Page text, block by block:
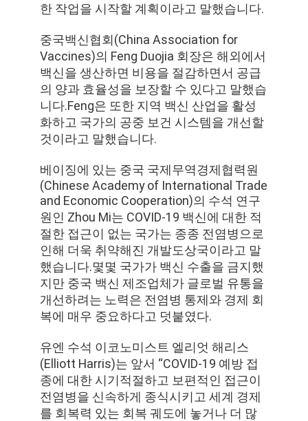
한 작업을 시작할 계획이라고 말했습니다.
중국백신협회(China Association for
Vaccines)의 Feng Duojia 회장은 해외에서
백신을 생산하면 비용을 절감하면서 공급
의 양과 효율성을 보장할 수 있다고 말했습
니다.Feng은 또한 지역 백신 산업을 활성
화하고 국가의 공중 보건 시스템을 개선할
것이라고 말했습니다.
베이징에 있는 중국 국제무역경제협력원
(Chinese Academy of International Trade
and Economic Cooperation)의 수석 연구
원인 Zhou Mi는 COVID-19 백신에 대한 적
절한 접근이 없는 국가는 종종 전염병으로
인해 더욱 취약해진 개발도상국이라고 말
했습니다.몇몇 국가가 백신 수출을 금지했
지만 중국 백신 제조업체가 글로벌 유통을
개선하려는 노력은 전염병 통제와 경제 회
복에 매우 중요하다고 덧붙였다.
유엔 수석 이코노미스트 엘리엇 해리스
(Elliott Harris)는 앞서 “COVID-19 예방 접
종에 대한 시기적절하고 보편적인 접근이
전염병을 신속하게 종식시키고 세계 경제
를 회복력 있는 회복 궤도에 놓거나 더 많